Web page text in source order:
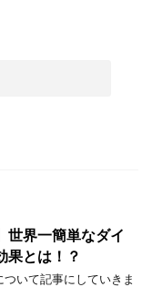
世界一簡単なダイ
果とは！？
いて記事にしていきま